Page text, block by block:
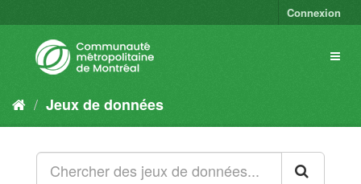
Connexion
Jeux de données